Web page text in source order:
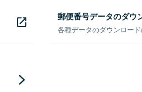
郵便番号データのダウ
各種データのダウンロー